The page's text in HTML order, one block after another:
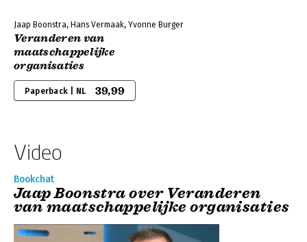
Jaap Boonstra, Hans Vermaak, Yvonne Burger
Veranderen van
maatschappelijke
organisaties
Paperback | NL 39,99
Video
Bookchat
Jaap Boonstra over Veranderen
van maatschappelijke organisaties